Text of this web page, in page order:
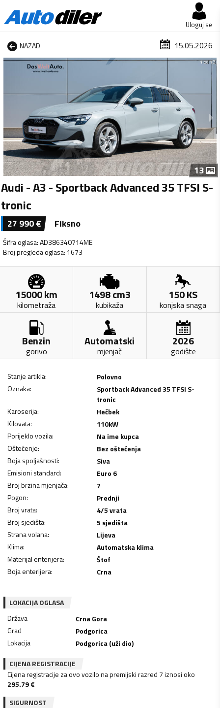
Uloguj se
NAZAD 15.05.2026
1 od 13
13
Audi - A3 - Sportback Advanced 35 TFSI S-
tronic
27 990€ Fiksno
Šifra oglasa:AD386340714ME
Broj pregleda oglasa: 1673
15000km
kilometraža
1498cm3
kubikaža
150KS
konjska snaga
Benzin
gorivo
Automatski
mjenjač
2026
godište
Stanje artikla:
Polovno
Oznaka:
Sportback Advanced 35 TFSI S-
tronic
Karoserija:
Hečbek
Kilovata: 110kW
Porijeklo vozila:
Na ime kupca
Oštećenje:
Bez oštećenja
Boja spoljašnosti:
Siva
Emisioni standard:
Euro 6
Broj brzina mjenjača:
7
Pogon:
Prednji
Broj vrata:
4/5 vrata
Broj sjedišta:
5 sjedišta
Strana volana:
Lijeva
Klima:
Automatska klima
Materijal enterijera:
Štof
Boja enterijera: Crna
LOKACIJA OGLASA
Država
Crna Gora
Grad
Podgorica
Lokacija
Podgorica (uži dio)
CIJENA REGISTRACIJE
Cijena registracije za ovo vozilo na premijski razred 7 iznosi oko
295.79€
SIGURNOST